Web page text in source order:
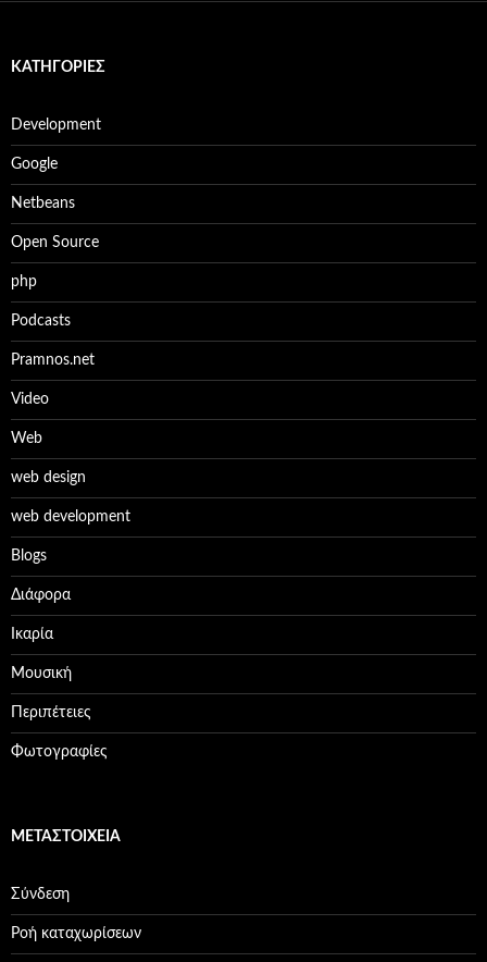
KΑΤΗΓΟΡΊΕΣ
Development
Google
Netbeans
Open Source
php
Podcasts
Pramnos.net
Video
Web
web design
web development
Βlogs
Διάφορα
Ικαρία
Μουσική
Περιπέτειες
Φωτογραφίες
ΜΕΤΑΣΤΟΙΧΕΊΑ
Σύνδεση
Ροή καταχωρίσεων